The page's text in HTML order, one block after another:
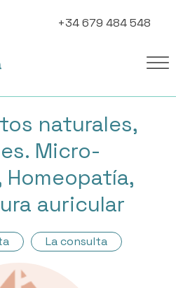
+34 679 484 548
naturales,
Micro-
auricular
La consulta